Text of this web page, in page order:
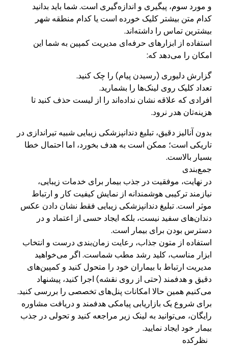
و مورد سوم، پیگیری و اندازه‌گیری است. شما باید بدانید
کدام متن بیشتر کلیک خورده است یا کدام منطقه شهر
بیشترین تماس را داشته‌اند.
استفاده از ابزارهای حرفه‌ای مدیریت کمپین به شما این
امکان را می‌دهد که:
گزارش دلیوری (رسیدن پیام) را چک کنید.
تعداد کلیک روی لینک‌ها را بشمارید.
افرادی که علاقه نشان نداده‌اند را از لیست حذف کنید تا
هزینه‌تان هدر نرود.
بدون آنالیز دقیق، تبلیغ دندانپزشکی زیبایی شبیه تیراندازی در
تاریکی است؛ ممکن است به هدف بخورد، اما احتمال خطا
بسیار بالاست.
جمع‌بندی
در نهایت، موفقیت در جذب بیمار برای خدمات زیبایی،
نیازمند ترکیبی هوشمندانه از نمایش کیفیت کار و ارتباط
موثر است. تبلیغ دندانپزشکی زیبایی فقط نشان دادن عکس
دندان‌های سفید نیست، بلکه ایجاد حسی از اعتماد و در
دسترس بودن برای بیمار است.
استفاده از متون جذاب، رعایت زمان‌بندی درست و انتخاب
ابزار مناسب، کلید رشد مطب شماست. اگر می‌خواهید
مدیریت ارتباط با بیماران خود را متحول کنید و کمپین‌های
دقیق و هدفمند (حتی از روی نقشه) اجرا کنید، پیشنهاد
می‌کنیم همین حالا امکانات پنل‌های تخصصی را بررسی کنید.
برای شروع یک بازاریابی پیامکی هدفمند و دریافت مشاوره
رایگان، می‌توانید به لینک زیر مراجعه کنید و تحولی در جذب
بیمار خود ایجاد نمایید.
نظرکده